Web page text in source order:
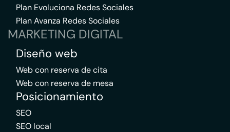
Plan Evoluciona Redes Sociales
Plan Avanza Redes Sociales
MARKETING DIGITAL
Diseño web
Web con reserva de cita
Web con reserva de mesa
Posicionamiento
SEO
SEO local